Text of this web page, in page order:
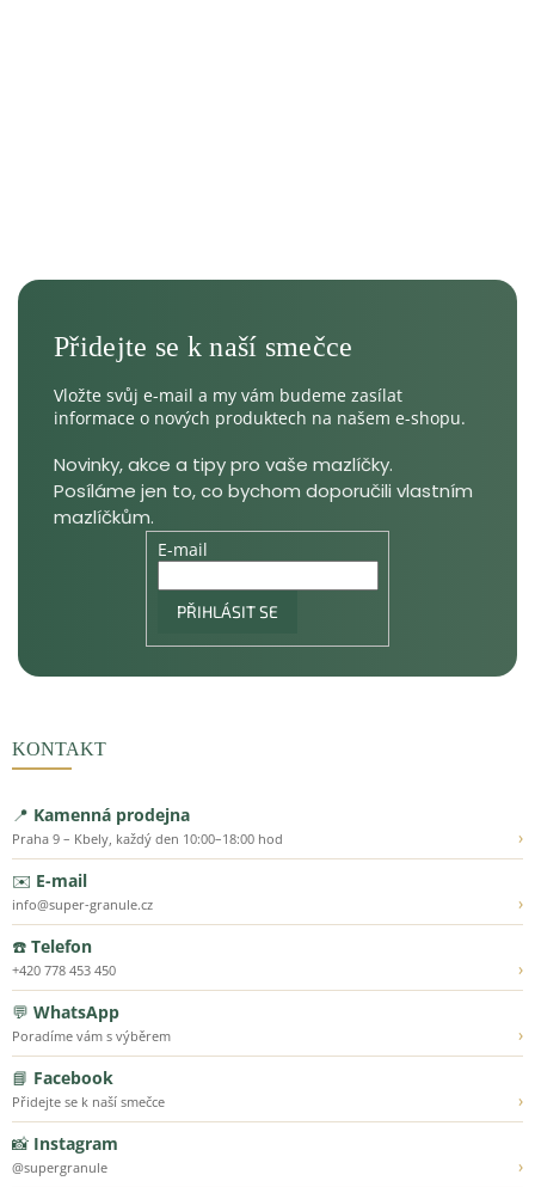
Vložte svůj e-mail a my vám budeme zasílat
informace o nových produktech na našem e-shopu.
E-mail
PŘIHLÁSIT SE
KONTAKT
📍 Kamenná prodejna
Praha 9 – Kbely, každý den 10:00–18:00 hod
›
✉️ E-mail
info@super-granule.cz
›
☎️ Telefon
+420 778 453 450
›
💬 WhatsApp
Poradíme vám s výběrem
›
📘 Facebook
Přidejte se k naší smečce
›
📸 Instagram
@supergranule
›